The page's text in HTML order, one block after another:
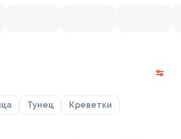
Тунец Креветки